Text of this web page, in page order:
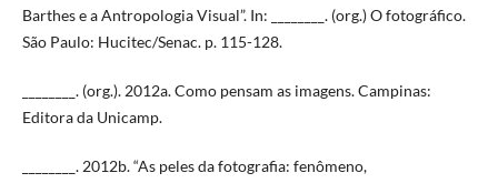
Barthes e a Antropologia Visual”. In: ________. (org.) O fotográfico.
São Paulo: Hucitec/Senac. p. 115-128.
________. (org.). 2012a. Como pensam as imagens. Campinas:
Editora da Unicamp.
________. 2012b. “As peles da fotografia: fenômeno,